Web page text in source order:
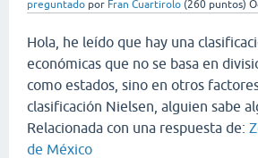
preguntado por Fran Cuartirolo (260 puntos)
Hola, he leído que hay una
económicas que no se basa en
como estados, sino en otros
clasificación Nielsen, alguien sabe
Relacionada con una respuesta de:
de México